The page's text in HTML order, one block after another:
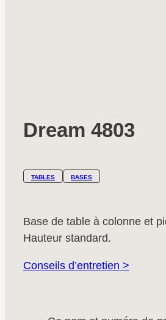
Dream 4803
TABLES BASES
Base de table à colonne et
Hauteur standard.
Conseils d’entretien >